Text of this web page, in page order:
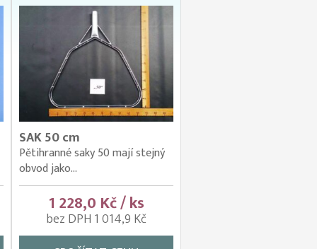
SAK 50 cm
Pětihranné saky 50 mají stejný
obvod jako...
1 228,0 Kč / ks
bez DPH 1 014,9 Kč